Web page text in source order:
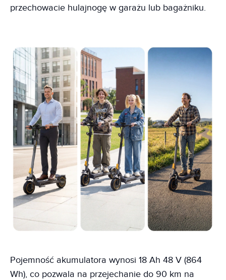
przechowacie hulajnogę w garażu lub bagażniku.
Pojemność akumulatora wynosi 18 Ah 48 V (864
Wh), co pozwala na przejechanie do 90 km na